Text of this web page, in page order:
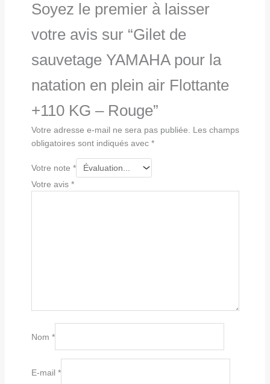
Soyez le premier à laisser
votre avis sur “Gilet de
sauvetage YAMAHA pour la
natation en plein air Flottante
+110 KG – Rouge”
Votre adresse e-mail ne sera pas publiée. Les champs
obligatoires sont indiqués avec *
Votre note *
Votre avis *
Nom *
E-mail *